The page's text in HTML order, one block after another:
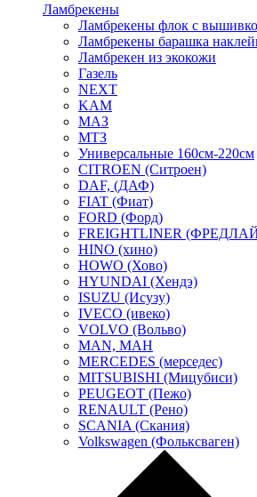
Ламбрекены
Ламбрекены флок с
Ламбрекены барашка
Ламбрекен из экокожи
Газель
NEXT
KAM
МАЗ
МТЗ
Универсальные 160см-220см
CITROEN (Ситроен)
DAF, (ДАФ)
FIAT (Фиат)
FORD (Форд)
FREIGHTLINER
HINO (хино)
HOWO (Хово)
HYUNDAI (Хендэ)
ISUZU (Исузу)
IVECO (ивеко)
VOLVO (Вольво)
MAN, МАН
MERCEDES (мерседес)
MITSUBISHI (Мицубиси)
PEUGEOT (Пежо)
RENAULT (Рено)
SCANIA (Скания)
Volkswagen (Фольксваген)